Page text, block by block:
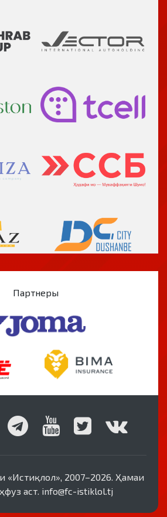
Партнеры
«Истиқлол», 2007–2026. Ҳамаи
аст. info@fc-istiklol.tj